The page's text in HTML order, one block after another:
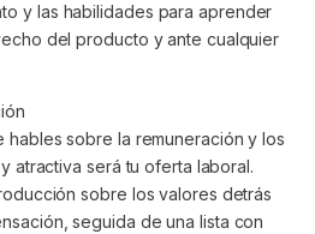
y las habilidades para aprender
del producto y ante cualquier
hables sobre la remuneración y los
atractiva será tu oferta laboral.
sobre los valores detrás
seguida de una lista con